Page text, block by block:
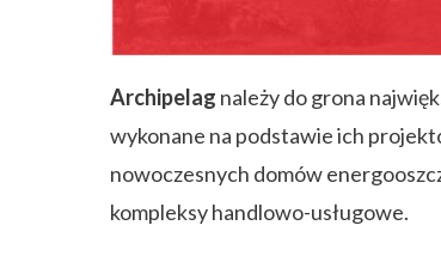
Archipelag należy do grona
wykonane na podstawie ich
nowoczesnych domów
kompleksy handlowo-usługowe.